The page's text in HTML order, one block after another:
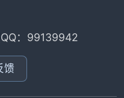
：99139942
馈